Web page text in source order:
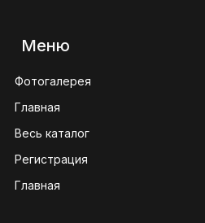
Меню
Фотогалерея
Главная
Весь каталог
Регистрация
Главная